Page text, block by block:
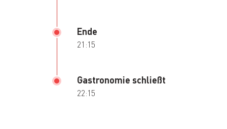
Ende
21:15
Gastronomie schließt
22:15